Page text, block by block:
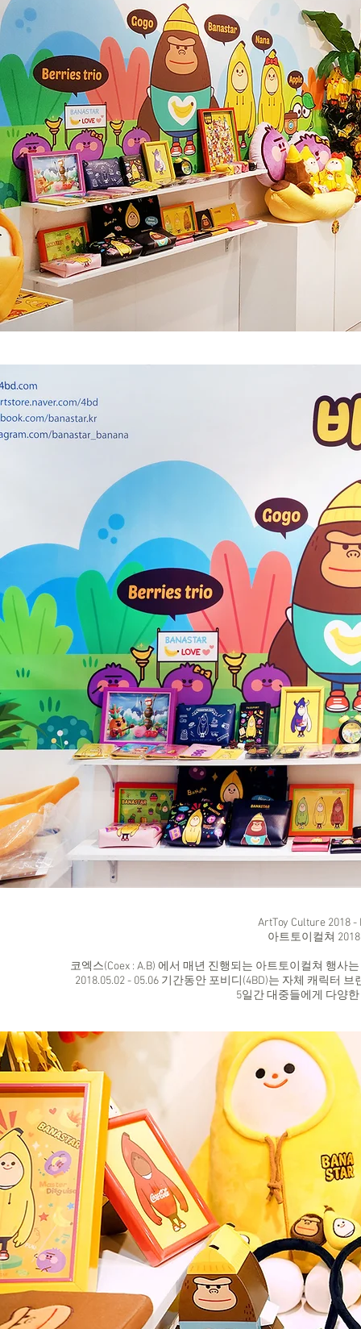
ArtToy Culture 2018
아트토이컬쳐
코엑스(Coex : A.B) 에서 매년 진행되는 아트토이컬쳐 행
2018.05.02 - 05.06 기간동안 포비디(4BD)는 자체 캐릭터
5일간 대중들에게 다양